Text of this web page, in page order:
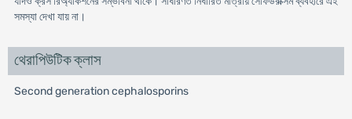
সমস্যা দেখা যায় না।
থেরাপিউটিক ক্লাস
Second generation cephalosporins